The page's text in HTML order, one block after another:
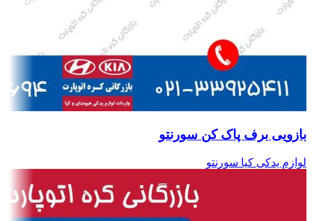
بازویی برف پاک کن سورنتو
لوازم یدکی کیا سورنتو